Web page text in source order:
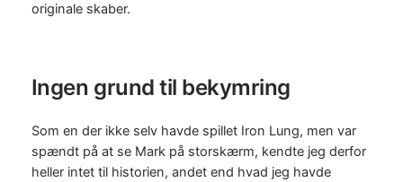
originale skaber.
Ingen grund til bekymring
Som en der ikke selv havde spillet Iron Lung, men var
spændt på at se Mark på storskærm, kendte jeg derfor
heller intet til historien, andet end hvad jeg havde